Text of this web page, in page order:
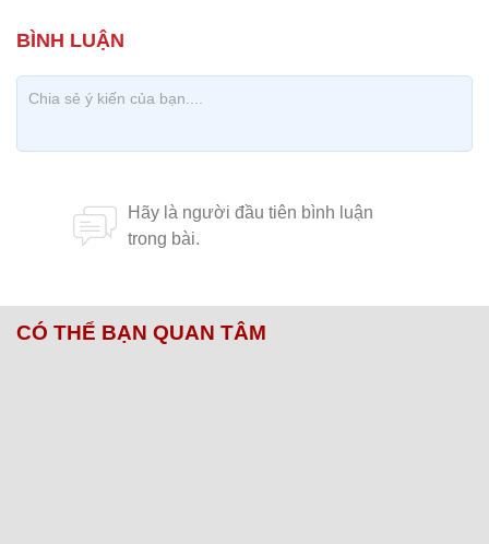
CÓ THỂ BẠN QUAN TÂM